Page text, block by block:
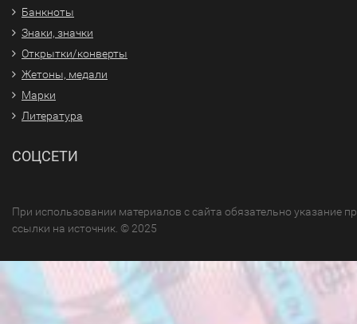
Банкноты
Знаки, значки
Открытки/конверты
Жетоны, медали
Марки
Литература
СОЦСЕТИ
При использовании материалов с сайта обязательно указание
ссылки на источник. © 2025